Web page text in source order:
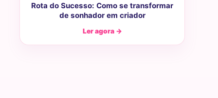
Rota do Sucesso: Como se transformar
de sonhador em criador
Ler agora →